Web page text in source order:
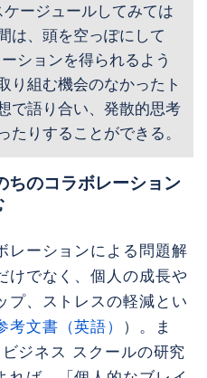
ージュールしてみては
は、頭を空っぽにして
ションを得られるよう
り組む機会のなかったト
で語り合い、発散的思考
たりすることができる。
のコラボレーション
レーションによる問題解
けでなく、個人の成長や
プ、ストレスの軽減とい
考文書（英語） ）。ま
ジネス スクールの研究